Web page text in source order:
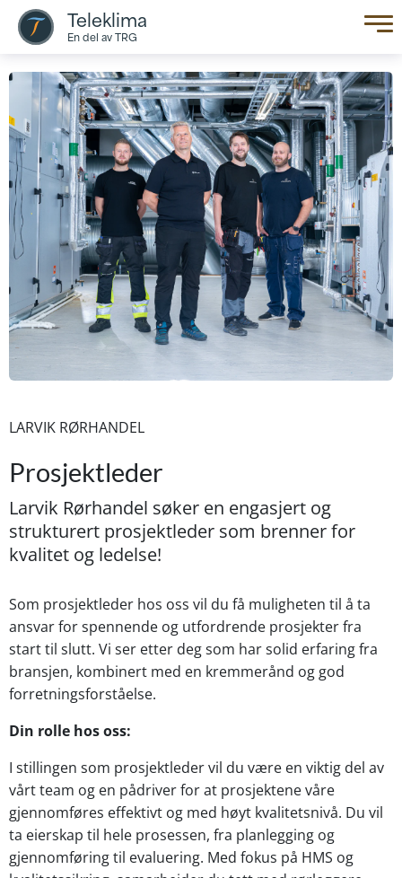
Teleklima
En del av TRG
LARVIK RØRHANDEL
Prosjektleder
Larvik Rørhandel søker en engasjert og
strukturert prosjektleder som brenner for
kvalitet og ledelse!
Som prosjektleder hos oss vil du få muligheten til å ta
ansvar for spennende og utfordrende prosjekter fra
start til slutt. Vi ser etter deg som har solid erfaring fra
bransjen, kombinert med en kremmerånd og god
forretningsforståelse.
Din rolle hos oss:
I stillingen som prosjektleder vil du være en viktig del av
vårt team og en pådriver for at prosjektene våre
gjennomføres effektivt og med høyt kvalitetsnivå. Du vil
ta eierskap til hele prosessen, fra planlegging og
gjennomføring til evaluering. Med fokus på HMS og